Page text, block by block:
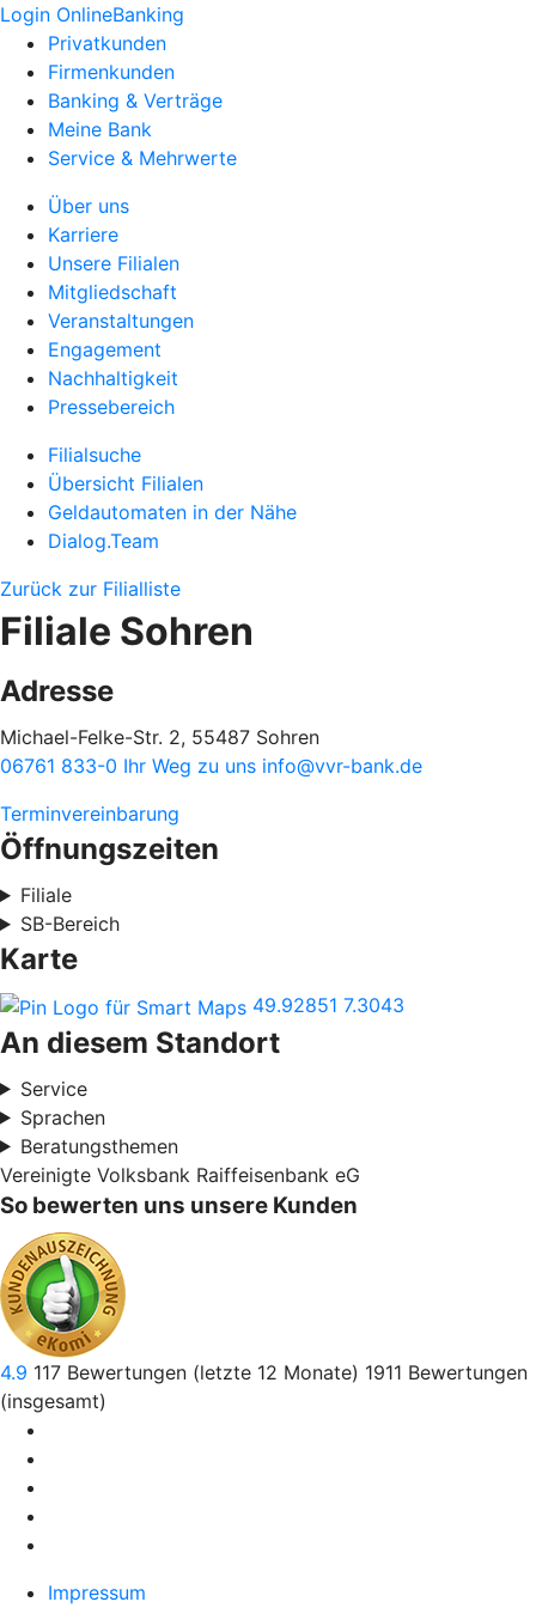
Login OnlineBanking
Privatkunden
Firmenkunden
Banking & Verträge
Meine Bank
Service & Mehrwerte
Über uns
Karriere
Unsere Filialen
Mitgliedschaft
Veranstaltungen
Engagement
Nachhaltigkeit
Pressebereich
Filialsuche
Übersicht Filialen
Geldautomaten in der Nähe
Dialog.Team
Zurück zur Filialliste
Filiale Sohren
Adresse
Michael-Felke-Str. 2, 55487 Sohren
06761 833-0 Ihr Weg zu uns info@vvr-bank.de
Terminvereinbarung
Öffnungszeiten
Filiale
SB-Bereich
Karte
49.92851 7.3043
An diesem Standort
Service
Sprachen
Beratungsthemen
Vereinigte Volksbank Raiffeisenbank eG
So bewerten uns unsere Kunden
4.9 117 Bewertungen (letzte 12 Monate) 1911 Bewertungen
(insgesamt)
Impressum